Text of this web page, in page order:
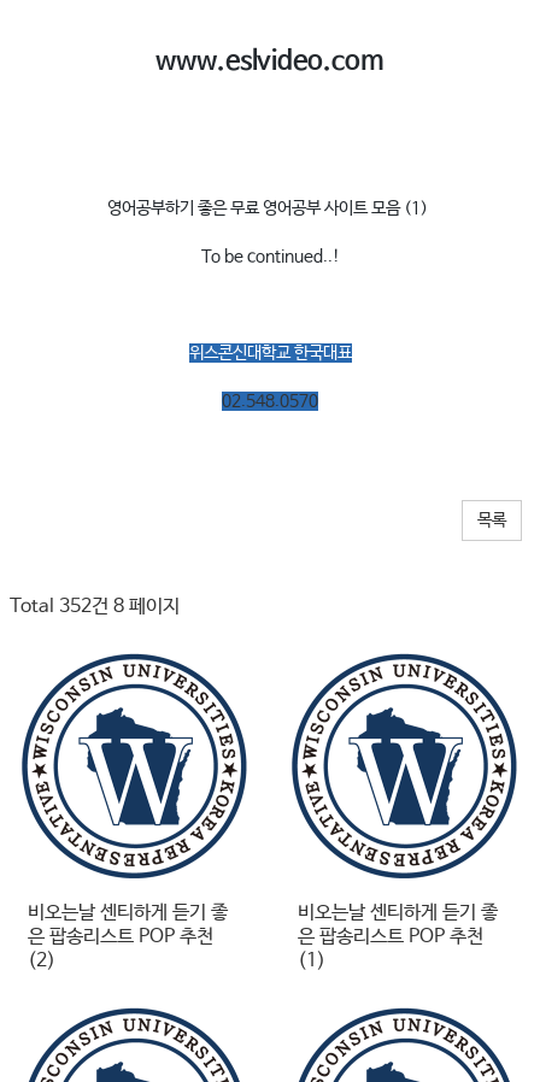
www.eslvideo.com
영어공부하기 좋은 무료 영어공부 사이트 모음 (1)
To be continued..!
위스콘신대학교 한국대표
02.548.0570
목록
Total 352건 8 페이지
비오는날 센티하게 듣기 좋
은 팝송리스트 POP 추천
(2)
비오는날 센티하게 듣기 좋
은 팝송리스트 POP 추천
(1)